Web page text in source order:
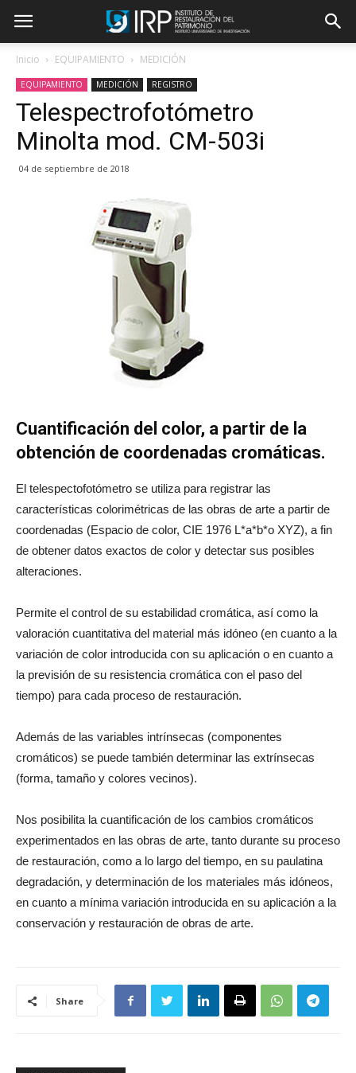
Inicio EQUIPAMIENTO MEDICIÓN
EQUIPAMIENTO MEDICIÓN REGISTRO
Telespectrofotómetro
Minolta mod. CM-503i
04 de septiembre de 2018
Cuantificación del color, a partir de la
obtención de coordenadas cromáticas.
El telespectofotómetro se utiliza para registrar las
características colorimétricas de las obras de arte a partir de
coordenadas (Espacio de color, CIE 1976 L*a*b*o XYZ), a fin
de obtener datos exactos de color y detectar sus posibles
alteraciones.
Permite el control de su estabilidad cromática, así como la
valoración cuantitativa del material más idóneo (en cuanto a la
variación de color introducida con su aplicación o en cuanto a
la previsión de su resistencia cromática con el paso del
tiempo) para cada proceso de restauración.
Además de las variables intrínsecas (componentes
cromáticos) se puede también determinar las extrínsecas
(forma, tamaño y colores vecinos).
Nos posibilita la cuantificación de los cambios cromáticos
experimentados en las obras de arte, tanto durante su proceso
de restauración, como a lo largo del tiempo, en su paulatina
degradación, y determinación de los materiales más idóneos,
en cuanto a mínima variación introducida en su aplicación a la
conservación y restauración de obras de arte.
Share